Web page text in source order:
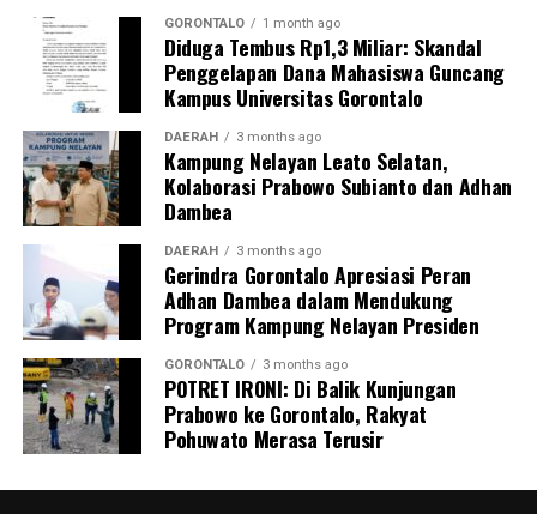
GORONTALO 1 month ago
Diduga Tembus Rp1,3 Miliar: Skandal
Penggelapan Dana Mahasiswa Guncang
Kampus Universitas Gorontalo
DAERAH 3 months ago
Kampung Nelayan Leato Selatan,
Kolaborasi Prabowo Subianto dan Adhan
Dambea
DAERAH 3 months ago
Gerindra Gorontalo Apresiasi Peran
Adhan Dambea dalam Mendukung
Program Kampung Nelayan Presiden
GORONTALO 3 months ago
POTRET IRONI: Di Balik Kunjungan
Prabowo ke Gorontalo, Rakyat
Pohuwato Merasa Terusir